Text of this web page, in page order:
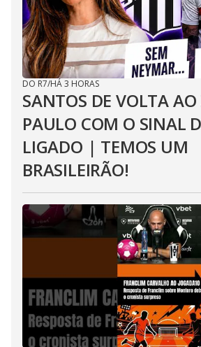
DO R7/HÁ 3 HORAS
SANTOS DE VOLTA
PAULO COM O SINAL
LIGADO | TEMOS UM
BRASILEIRÃO!